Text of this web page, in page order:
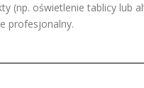
(np. oświetlenie tablicy lub
profesjonalny.